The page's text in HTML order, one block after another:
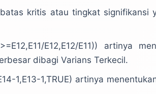
kritis atau tingkat signifikansi
E12,E12/E11)) artinya
dibagi Varians Terkecil.
1,E13-1,TRUE) artinya